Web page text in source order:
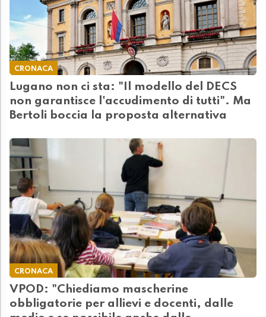
CRONACA
Lugano non ci sta: "Il modello del DECS
non garantisce l'accudimento di tutti". Ma
Bertoli boccia la proposta alternativa
CRONACA
VPOD: "Chiediamo mascherine
obbligatorie per allievi e docenti, dalle